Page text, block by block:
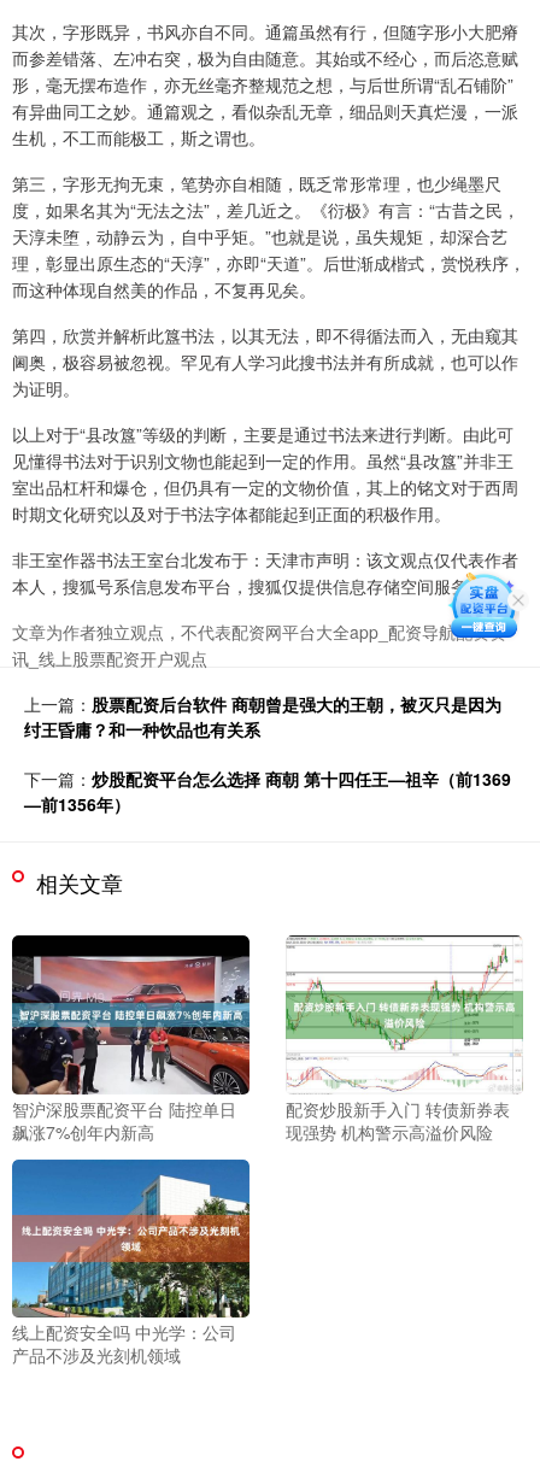
其次，字形既异，书风亦自不同。通篇虽然有行，但随字形小大肥瘠
而参差错落、左冲右突，极为自由随意。其始或不经心，而后恣意赋
形，毫无摆布造作，亦无丝毫齐整规范之想，与后世所谓“乱石铺阶”
有异曲同工之妙。通篇观之，看似杂乱无章，细品则天真烂漫，一派
生机，不工而能极工，斯之谓也。
第三，字形无拘无束，笔势亦自相随，既乏常形常理，也少绳墨尺
度，如果名其为“无法之法”，差几近之。《衍极》有言：“古昔之民，
天淳未堕，动静云为，自中乎矩。”也就是说，虽失规矩，却深合艺
理，彰显出原生态的“天淳”，亦即“天道”。后世渐成楷式，赏悦秩序，
而这种体现自然美的作品，不复再见矣。
第四，欣赏并解析此簋书法，以其无法，即不得循法而入，无由窥其
阃奥，极容易被忽视。罕见有人学习此搜书法并有所成就，也可以作
为证明。
以上对于“县妀簋”等级的判断，主要是通过书法来进行判断。由此可
见懂得书法对于识别文物也能起到一定的作用。虽然“县妀簋”并非王
室出品杠杆和爆仓，但仍具有一定的文物价值，其上的铭文对于西周
时期文化研究以及对于书法字体都能起到正面的积极作用。
非王室作器书法王室台北发布于：天津市声明：该文观点仅代表作者
本人，搜狐号系信息发布平台，搜狐仅提供信息存储空间服务。
文章为作者独立观点，不代表配资网平台大全app_配资导航配资资
讯_线上股票配资开户观点
上一篇： 股票配资后台软件 商朝曾是强大的王朝，被灭只是因为
纣王昏庸？和一种饮品也有关系
下一篇： 炒股配资平台怎么选择 商朝 第十四任王—祖辛（前1369
—前1356年）
相关文章
智沪深股票配资平台 陆控单日
飙涨7%创年内新高
配资炒股新手入门 转债新券表
现强势 机构警示高溢价风险
线上配资安全吗 中光学：公司
产品不涉及光刻机领域